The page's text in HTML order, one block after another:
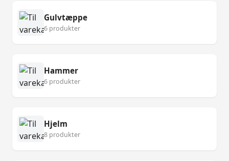
Gulvtæppe
6 produkter
Hammer
6 produkter
Hjelm
8 produkter